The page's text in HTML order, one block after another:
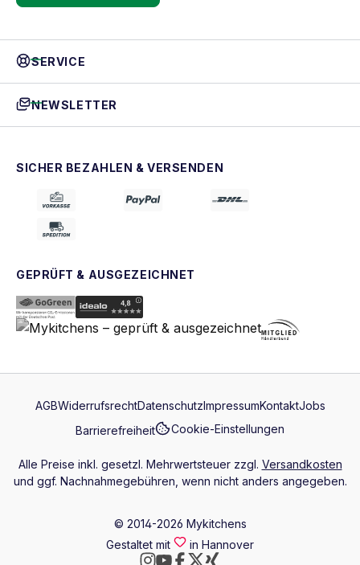
SERVICE
NEWSLETTER
SICHER BEZAHLEN & VERSENDEN
GEPRÜFT & AUSGEZEICHNET
AGBWiderrufsrechtDatenschutzImpressumKontaktJobs
Barrierefreiheit
Cookie-Einstellungen
Alle Preise inkl. gesetzl. Mehrwertsteuer zzgl. Versandkosten
und ggf. Nachnahmegebühren, wenn nicht anders angegeben.
© 2014-2026 Mykitchens
Gestaltet mit
in Hannover